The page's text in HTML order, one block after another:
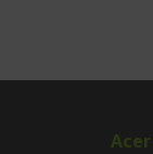
Acer